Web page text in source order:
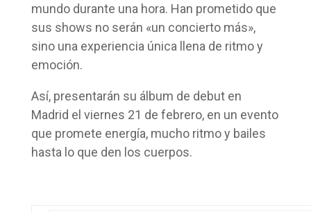
mundo durante una hora. Han prometido que
sus shows no serán «un concierto más»,
sino una experiencia única llena de ritmo y
emoción.
Así, presentarán su álbum de debut en
Madrid el viernes 21 de febrero, en un evento
que promete energía, mucho ritmo y bailes
hasta lo que den los cuerpos.